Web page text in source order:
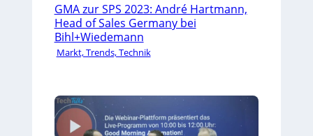
GMA zur SPS 2023: André Hartmann,
Head of Sales Germany bei
Bihl+Wiedemann
Markt, Trends, Technik